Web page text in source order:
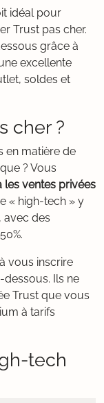
idéal pour
Trust pas cher.
grâce à
excellente
soldes et
cher ?
en matière de
? Vous
les ventes privées
« high-tech » y
avec des
vous inscrire
Ils ne
Trust que vous
à tarifs
tech